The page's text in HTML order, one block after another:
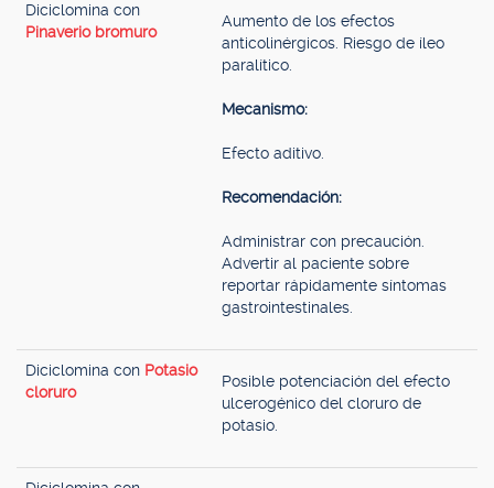
Diciclomina con
Pinaverio bromuro
Aumento de los efectos
anticolinérgicos. Riesgo de íleo
paralítico.
Mecanismo:
Efecto aditivo.
Recomendación:
Administrar con precaución.
Advertir al paciente sobre
reportar rápidamente síntomas
gastrointestinales.
Diciclomina con Potasio
cloruro
Posible potenciación del efecto
ulcerogénico del cloruro de
potasio.